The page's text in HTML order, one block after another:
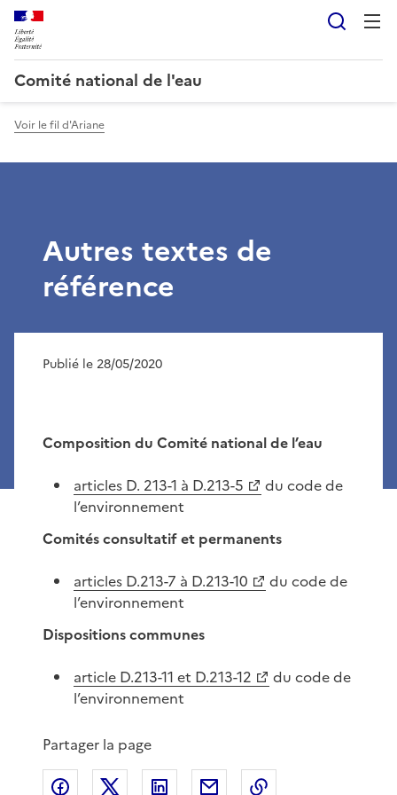
Comité national de l'eau
Voir le fil d'Ariane
Autres textes de
référence
Publié le 28/05/2020
Composition du Comité national de l’eau
articles D. 213-1 à D.213-5
du code de
l’environnement
Comités consultatif et permanents
articles D.213-7 à D.213-10
du code de
l’environnement
Dispositions communes
article D.213-11 et D.213-12
du code de
l’environnement
Partager la page
Partager sur Facebook
Partager sur XPartager sur LinkedIn
Partager par email